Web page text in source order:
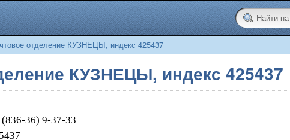
отделение КУЗНЕЦЫ, индекс 425437
КУЗНЕЦЫ, индекс 425437
36) 9-37-33